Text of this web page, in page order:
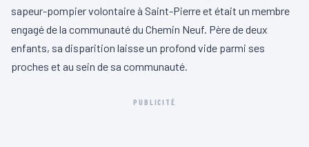
sapeur-pompier volontaire à Saint-Pierre et était un membre
engagé de la communauté du Chemin Neuf. Père de deux
enfants, sa disparition laisse un profond vide parmi ses
proches et au sein de sa communauté.
PUBLICITÉ